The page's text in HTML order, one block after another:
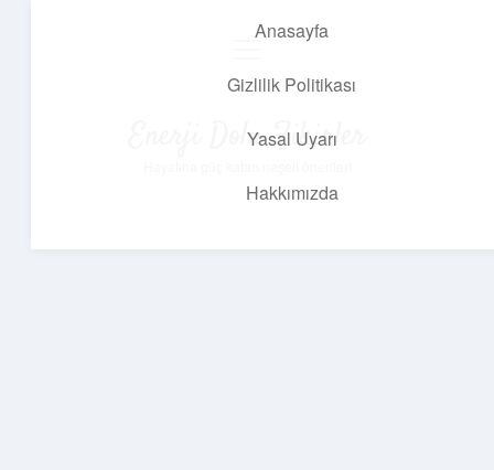
Anasayfa
Gizlilik Politikası
Yasal Uyarı
Hakkımızda
Enerji Dolu Fikirler